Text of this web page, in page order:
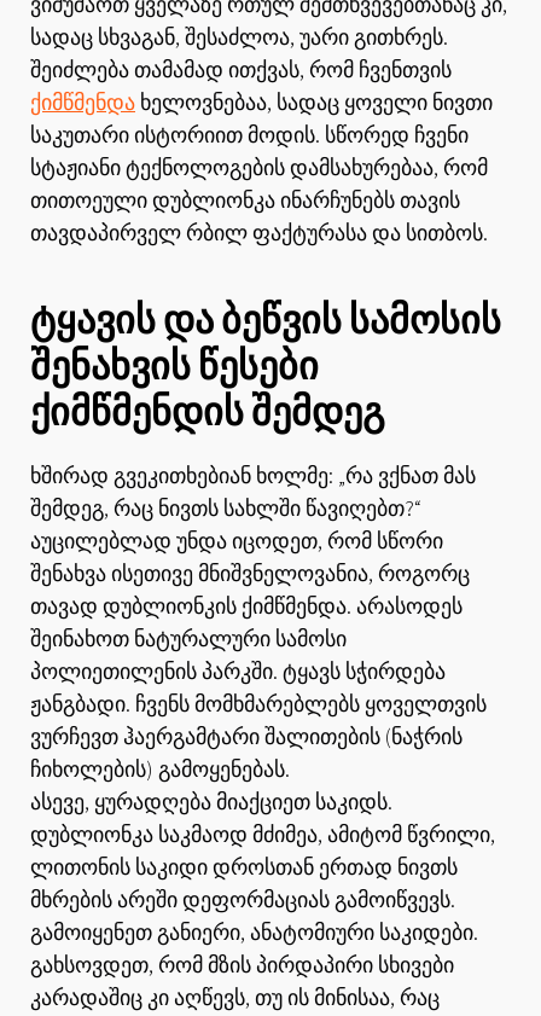
სადაც სხვაგან, შესაძლოა, უარი გითხრეს.
შეიძლება თამამად ითქვას, რომ ჩვენთვის
ქიმწმენდა ხელოვნებაა, სადაც ყოველი ნივთი
საკუთარი ისტორიით მოდის. სწორედ ჩვენი
სტაჟიანი ტექნოლოგების დამსახურებაა, რომ
თითოეული დუბლიონკა ინარჩუნებს თავის
თავდაპირველ რბილ ფაქტურასა და სითბოს.
ტყავის და ბეწვის სამოსის
შენახვის წესები
ქიმწმენდის შემდეგ
ხშირად გვეკითხებიან ხოლმე: „რა ვქნათ მას
შემდეგ, რაც ნივთს სახლში წავიღებთ?“
აუცილებლად უნდა იცოდეთ, რომ სწორი
შენახვა ისეთივე მნიშვნელოვანია, როგორც
თავად დუბლიონკის ქიმწმენდა. არასოდეს
შეინახოთ ნატურალური სამოსი
პოლიეთილენის პარკში. ტყავს სჭირდება
ჟანგბადი. ჩვენს მომხმარებლებს ყოველთვის
ვურჩევთ ჰაერგამტარი შალითების (ნაჭრის
ჩიხოლების) გამოყენებას.
ასევე, ყურადღება მიაქციეთ საკიდს.
დუბლიონკა საკმაოდ მძიმეა, ამიტომ წვრილი,
ლითონის საკიდი დროსთან ერთად ნივთს
მხრების არეში დეფორმაციას გამოიწვევს.
გამოიყენეთ განიერი, ანატომიური საკიდები.
გახსოვდეთ, რომ მზის პირდაპირი სხივები
კარადაშიც კი აღწევს, თუ ის მინისაა, რაც